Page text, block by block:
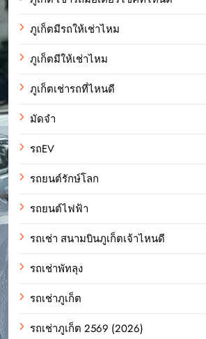
ภูเก็ตมีรถให้เช่าไหม
ภูเก็ตมีให้เช่าไหม
ภูเก็ตเช่ารถที่ไหนดี
มัดจำ
รถEV
รถยนต์รักษ์โลก
รถยนต์ไฟฟ้า
รถเช่า สนามบินภูเก็ตเจ้าไหนดี
รถเช่าพัทลุง
รถเช่าภูเก็ต
รถเช่าภูเก็ต 2569 (2026)